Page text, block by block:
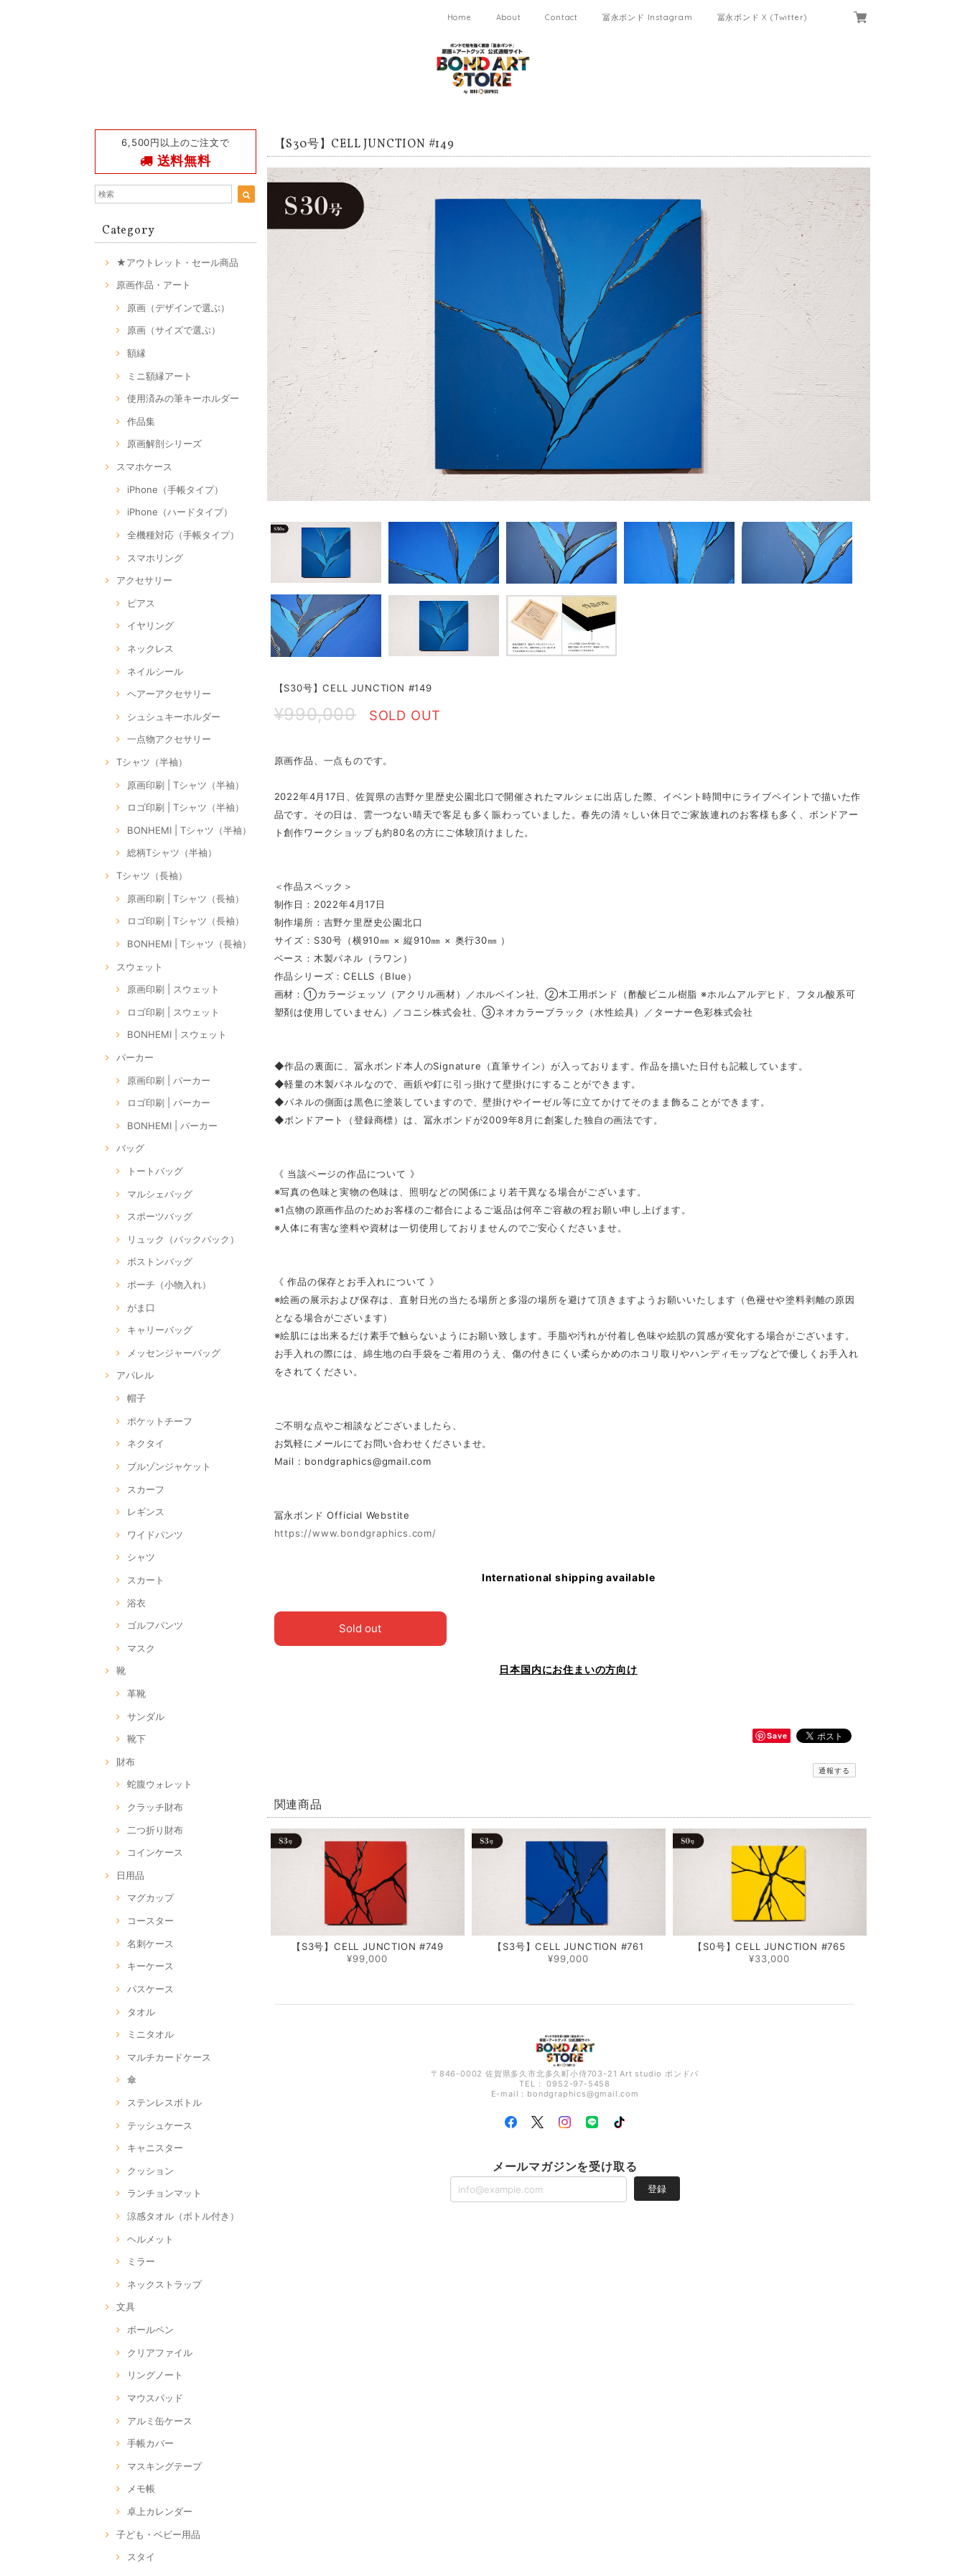
Home About Contact 冨永ボンド Instagram 冨永ボンド X (Twitter)
6,500円以上のご注文で
送料無料
Category
★アウトレット・セール商品
原画作品・アート
原画（デザインで選ぶ）
原画（サイズで選ぶ）
額縁
ミニ額縁アート
使用済みの筆キーホルダー
作品集
原画解剖シリーズ
スマホケース
iPhone（手帳タイプ）
iPhone（ハードタイプ）
全機種対応（手帳タイプ）
スマホリング
アクセサリー
ピアス
イヤリング
ネックレス
ネイルシール
ヘアーアクセサリー
シュシュキーホルダー
一点物アクセサリー
Tシャツ（半袖）
原画印刷 | Tシャツ（半袖）
ロゴ印刷 | Tシャツ（半袖）
BONHEMI | Tシャツ（半袖）
総柄Tシャツ（半袖）
Tシャツ（長袖）
原画印刷 | Tシャツ（長袖）
ロゴ印刷 | Tシャツ（長袖）
BONHEMI | Tシャツ（長袖）
スウェット
原画印刷 | スウェット
ロゴ印刷 | スウェット
BONHEMI | スウェット
パーカー
原画印刷 | パーカー
ロゴ印刷 | パーカー
BONHEMI | パーカー
バッグ
トートバッグ
マルシェバッグ
スポーツバッグ
リュック（バックパック）
ボストンバッグ
ポーチ（小物入れ）
がま口
キャリーバッグ
メッセンジャーバッグ
アパレル
帽子
ポケットチーフ
ネクタイ
ブルゾンジャケット
スカーフ
レギンス
ワイドパンツ
シャツ
スカート
浴衣
ゴルフパンツ
マスク
靴
革靴
サンダル
靴下
財布
蛇腹ウォレット
クラッチ財布
二つ折り財布
コインケース
日用品
マグカップ
コースター
名刺ケース
キーケース
パスケース
タオル
ミニタオル
マルチカードケース
傘
ステンレスボトル
テッシュケース
キャニスター
クッション
ランチョンマット
涼感タオル（ボトル付き）
ヘルメット
ミラー
ネックストラップ
文具
ボールペン
クリアファイル
リングノート
マウスパッド
アルミ缶ケース
手帳カバー
マスキングテープ
メモ帳
卓上カレンダー
子ども・ベビー用品
スタイ
【S30号】CELL JUNCTION #149
【S30号】CELL JUNCTION #149
¥990,000 SOLD OUT
原画作品、一点ものです。
2022年4月17日、佐賀県の吉野ケ里歴史公園北口で開催されたマルシェに出店した際、イベント時間中にライブペイントで描いた作
品です。その日は、雲一つない晴天で客足も多く賑わっていました。春先の清々しい休日でご家族連れのお客様も多く、ボンドアー
ト創作ワークショップも約80名の方にご体験頂けました。
＜作品スペック＞
制作日：2022年4月17日
制作場所：吉野ケ里歴史公園北口
サイズ：S30号（横910㎜ × 縦910㎜ × 奥行30㎜ ）
ベース：木製パネル（ラワン）
作品シリーズ：CELLS（Blue）
画材：①カラージェッソ（アクリル画材）／ホルベイン社、②木工用ボンド（酢酸ビニル樹脂 ※ホルムアルデヒド、フタル酸系可
塑剤は使用していません）／コニシ株式会社、③ネオカラーブラック（水性絵具）／ターナー色彩株式会社
◆作品の裏面に、冨永ボンド本人のSignature（直筆サイン）が入っております。作品を描いた日付も記載しています。
◆軽量の木製パネルなので、画鋲や釘に引っ掛けて壁掛けにすることができます。
◆パネルの側面は黒色に塗装していますので、壁掛けやイーゼル等に立てかけてそのまま飾ることができます。
◆ボンドアート（登録商標）は、冨永ボンドが2009年8月に創案した独自の画法です。
《 当該ページの作品について 》
※写真の色味と実物の色味は、照明などの関係により若干異なる場合がございます。
※1点物の原画作品のためお客様のご都合によるご返品は何卒ご容赦の程お願い申し上げます。
※人体に有害な塗料や資材は一切使用しておりませんのでご安心くださいませ。
《 作品の保存とお手入れについて 》
※絵画の展示および保存は、直射日光の当たる場所と多湿の場所を避けて頂きますようお願いいたします（色褪せや塗料剥離の原因
となる場合がございます）
※絵肌には出来るだけ素手で触らないようにお願い致します。手脂や汚れが付着し色味や絵肌の質感が変化する場合がございます。
お手入れの際には、綿生地の白手袋をご着用のうえ、傷の付きにくい柔らかめのホコリ取りやハンディモップなどで優しくお手入れ
をされてください。
ご不明な点やご相談などございましたら、
お気軽にメールにてお問い合わせくださいませ。
Mail : bondgraphics@gmail.com
冨永ボンド Official Webstite
https://www.bondgraphics.com/
International shipping available
Sold out
日本国内にお住まいの方向け
Save
通報する
関連商品
【S3号】CELL JUNCTION #749
¥99,000
【S3号】CELL JUNCTION #761
¥99,000
【S0号】CELL JUNCTION #765
¥33,000
〒846-0002 佐賀県多久市北多久町小侍703-21 Art studio ボンドバ
TEL： 0952-97-5458
E-mail： bondgraphics@gmail.com
メールマガジンを受け取る
登録